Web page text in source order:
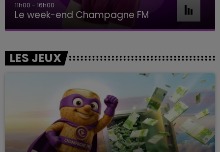
11h00 - 16h00
Le week-end Champagne FM
LES JEUX